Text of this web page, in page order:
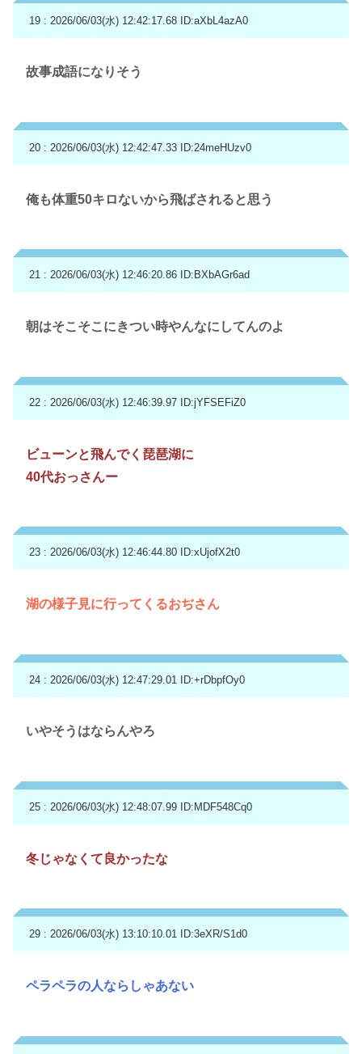
19 : 2026/06/03(水) 12:42:17.68 ID:aXbL4azA0
故事成語になりそう
20 : 2026/06/03(水) 12:42:47.33 ID:24meHUzv0
俺も体重50キロないから飛ばされると思う
21 : 2026/06/03(水) 12:46:20.86 ID:BXbAGr6ad
朝はそこそこにきつい時やんなにしてんのよ
22 : 2026/06/03(水) 12:46:39.97 ID:jYFSEFiZ0
ビューンと飛んでく琵琶湖に
40代おっさんー
23 : 2026/06/03(水) 12:46:44.80 ID:xUjofX2t0
湖の様子見に行ってくるおぢさん
24 : 2026/06/03(水) 12:47:29.01 ID:+rDbpfOy0
いやそうはならんやろ
25 : 2026/06/03(水) 12:48:07.99 ID:MDF548Cq0
冬じゃなくて良かったな
29 : 2026/06/03(水) 13:10:10.01 ID:3eXR/S1d0
ペラペラの人ならしゃあない